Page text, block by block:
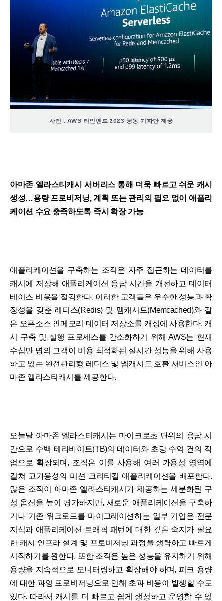
사진 : AWS 리인벤트 2023 공동 기자단 제공
아마존 엘라스티캐시 서버리스 통해 더욱 빠르고 쉬운 캐시
생성…용량 프로비저닝, 계획 또는 관리의 필요 없이 애플리
케이션 수요 충족하도록 즉시 확장 가능
애플리케이션을 구축하는 조직은 자주 접근하는 데이터를
캐시에 저장해 애플리케이션 응답 시간을 개선하고 데이터
베이스 비용을 절감한다. 이러한 고객들은 우수한 성능과 확
장성을 갖춘 레디스(Redis) 및 멤캐시드(Memcached)와 같
은 오픈소스 인메모리 데이터 저장소를 캐싱에 사용한다. 캐
시 구축 및 실행 프로세스를 간소화하기 위해 AWS는 현재
수십만 명의 고객이 비용 최적화된 실시간 성능을 위해 사용
하고 있는 완전관리형 레디스 및 멤캐시드 호환 서비스인 아
마존 앨라스티캐시를 제공한다.
오늘날 아마존 엘라스티캐시는 마이크로초 단위의 응답 시
간으로 수백 테라바이트(TB)의 데이터와 초당 수억 건의 작
업으로 확장되며, 조직은 이를 사용해 여러 가용성 영역에
걸쳐 고가용성의 미션 크리티컬 애플리케이션을 배포한다.
많은 조직이 아마존 엘라스티캐시가 제공하는 세분화된 구
성 옵션을 높이 평가하지만, 새로운 애플리케이션을 구축하
거나 기존 워크로드를 마이그레이션하는 일부 기업은 전문
지식과 애플리케이션 트래픽 패턴에 대한 깊은 숙지가 필요
한 캐시 인프라 설계 및 프로비저닝 과정을 생략하고 빠르게
시작하기를 원한다. 또한 조직은 높은 성능을 유지하기 위해
용량을 지속적으로 모니터링하고 확장해야 하며, 피크 용량
에 대한 과잉 프로비저닝으로 인해 초과 비용이 발생할 수도
있다. 따라서 캐시를 더 빠르고 쉽게 생성하고 운영할 수 있